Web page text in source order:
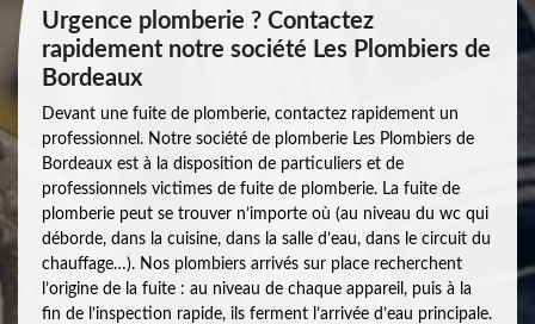
Urgence plomberie ? Contactez
rapidement notre société Les Plombiers de
Bordeaux
Devant une fuite de plomberie, contactez rapidement un
professionnel. Notre société de plomberie Les Plombiers de
Bordeaux est à la disposition de particuliers et de
professionnels victimes de fuite de plomberie. La fuite de
plomberie peut se trouver n’importe où (au niveau du wc qui
déborde, dans la cuisine, dans la salle d’eau, dans le circuit du
chauffage…). Nos plombiers arrivés sur place recherchent
l’origine de la fuite : au niveau de chaque appareil, puis à la
fin de l’inspection rapide, ils ferment l’arrivée d’eau principale.